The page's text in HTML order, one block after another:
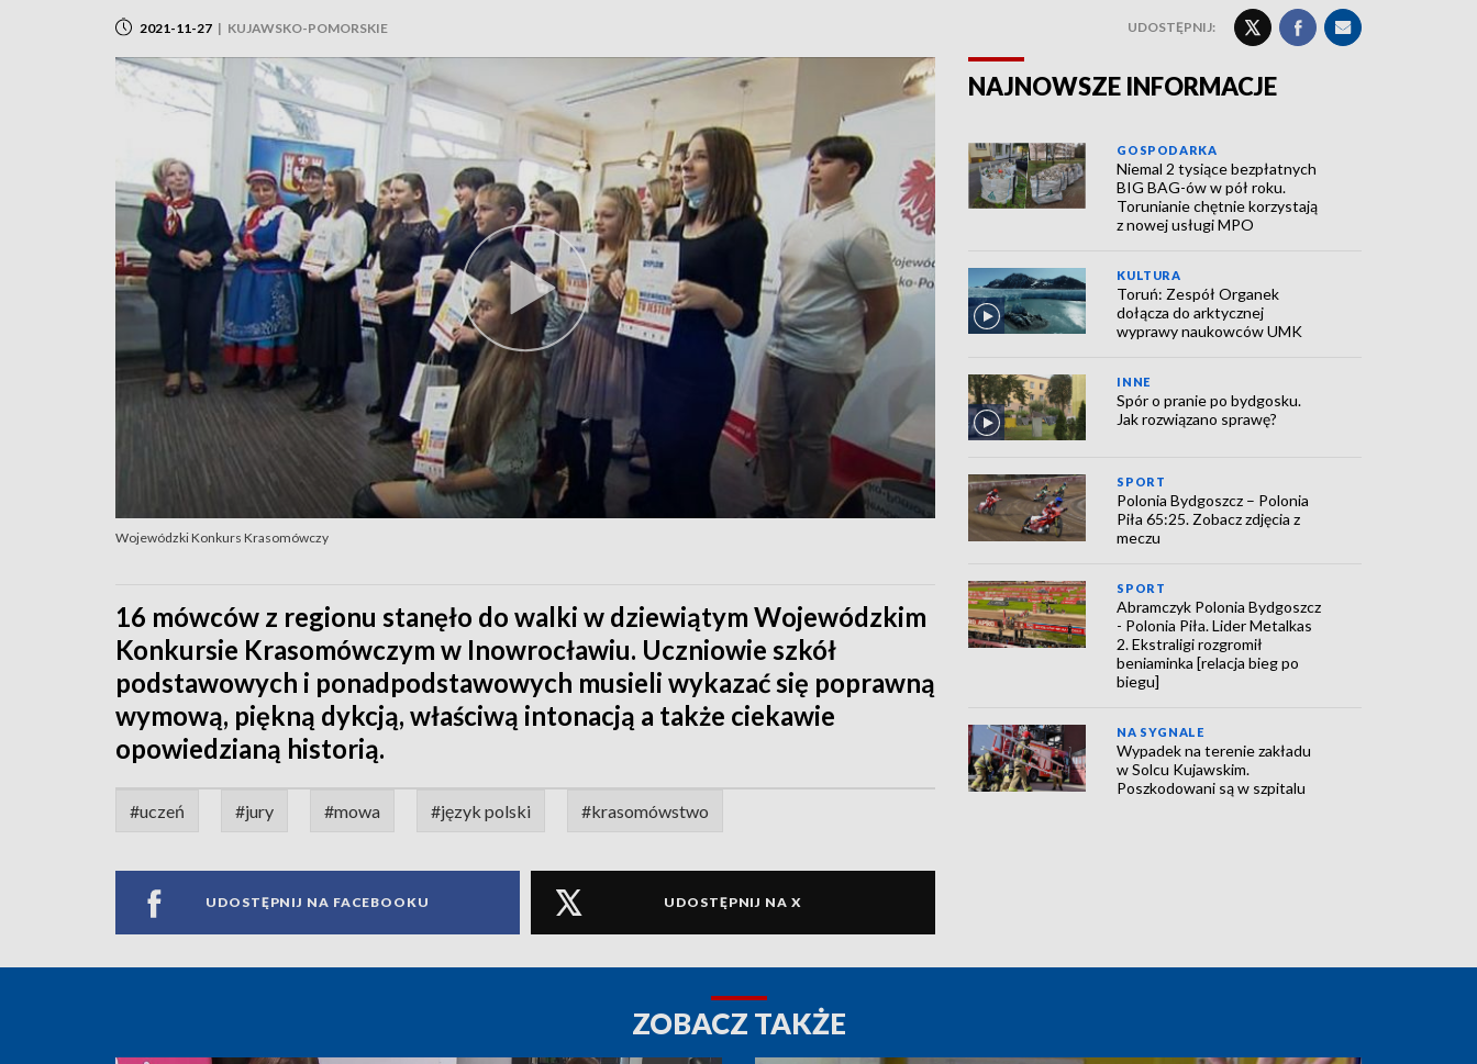
2021-11-27 | KUJAWSKO-POMORSKIE UDOSTĘPNIJ:
Wojewódzki Konkurs Krasomówczy
16 mówców z regionu stanęło do walki w dziewiątym Wojewódzkim
Konkursie Krasomówczym w Inowrocławiu. Uczniowie szkół
podstawowych i ponadpodstawowych musieli wykazać się poprawną
wymową, piękną dykcją, właściwą intonacją a także ciekawie
opowiedzianą historią.
#uczeń #jury #mowa #język polski #krasomówstwo
UDOSTĘPNIJ NA FACEBOOKU UDOSTĘPNIJ NA X
NAJNOWSZE INFORMACJE
GOSPODARKA
Niemal 2 tysiące bezpłatnych
BIG BAG-ów w pół roku.
Torunianie chętnie korzystają
z nowej usługi MPO
KULTURA
Toruń: Zespół Organek
dołącza do arktycznej
wyprawy naukowców UMK
INNE
Spór o pranie po bydgosku.
Jak rozwiązano sprawę?
SPORT
Polonia Bydgoszcz – Polonia
Piła 65:25. Zobacz zdjęcia z
meczu
SPORT
Abramczyk Polonia Bydgoszcz
- Polonia Piła. Lider Metalkas
2. Ekstraligi rozgromił
beniaminka [relacja bieg po
biegu]
NA SYGNALE
Wypadek na terenie zakładu
w Solcu Kujawskim.
Poszkodowani są w szpitalu
ZOBACZ TAKŻE